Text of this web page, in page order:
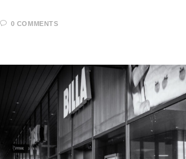
0 COMMENTS